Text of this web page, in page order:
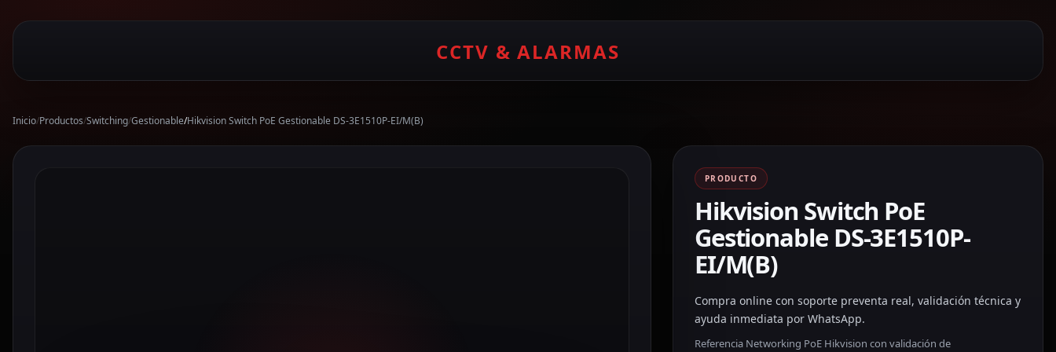
CCTV & ALARMAS
Inicio/Productos/Switching/Gestionable/Hikvision Switch PoE Gestionable DS-3E1510P-EI/M(B)
PRODUCTO
Hikvision Switch PoE
Gestionable DS-3E1510P-
EI/M(B)
Compra online con soporte preventa real, validación técnica y
ayuda inmediata por WhatsApp.
Referencia Networking PoE Hikvision con validación de